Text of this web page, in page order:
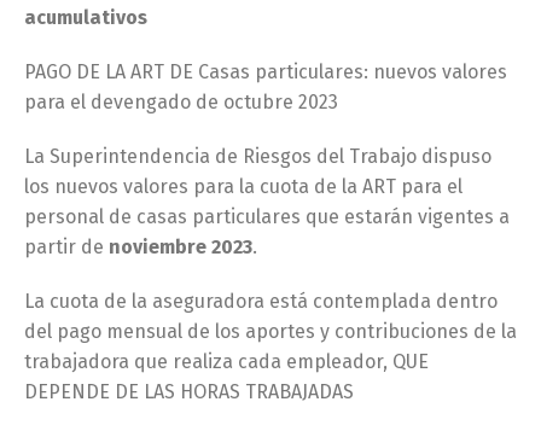
acumulativos
PAGO DE LA ART DE Casas particulares: nuevos valores
para el devengado de octubre 2023
La Superintendencia de Riesgos del Trabajo dispuso
los nuevos valores para la cuota de la ART para el
personal de casas particulares que estarán vigentes a
partir de noviembre 2023.
La cuota de la aseguradora está contemplada dentro
del pago mensual de los aportes y contribuciones de la
trabajadora que realiza cada empleador, QUE
DEPENDE DE LAS HORAS TRABAJADAS